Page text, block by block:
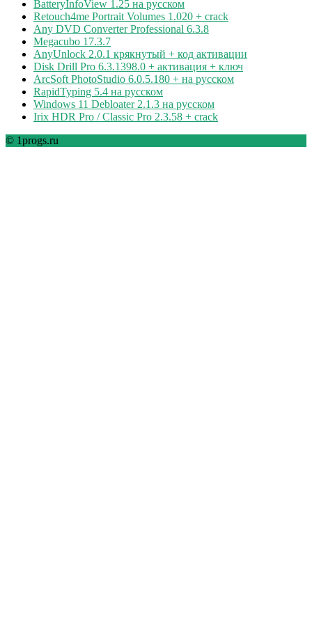
BatteryInfoView 1.25 на русском
Retouch4me Portrait Volumes 1.020 + crack
Any DVD Converter Professional 6.3.8
Megacubo 17.3.7
AnyUnlock 2.0.1 крякнутый + код активации
Disk Drill Pro 6.3.1398.0 + активация + ключ
ArcSoft PhotoStudio 6.0.5.180 + на русском
RapidTyping 5.4 на русском
Windows 11 Debloater 2.1.3 на русском
Irix HDR Pro / Classic Pro 2.3.58 + crack
© 1progs.ru